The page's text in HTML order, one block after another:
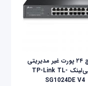
سوئیچ ۲۴ پورت غیر مدیریتی
تی‌پی‌لینک TP-Link TL-
SG1024DE V4